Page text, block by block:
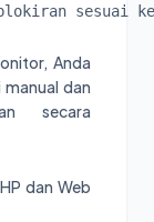
sesuai
Anda
dan
secara
dan Web